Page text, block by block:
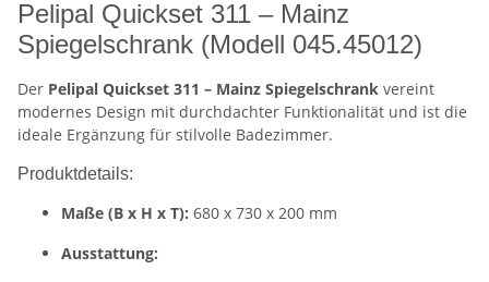
Pelipal Quickset 311 – Mainz
Spiegelschrank (Modell 045.45012)
Der Pelipal Quickset 311 – Mainz Spiegelschrank vereint
modernes Design mit durchdachter Funktionalität und ist die
ideale Ergänzung für stilvolle Badezimmer.
Produktdetails:
Maße (B x H x T): 680 x 730 x 200 mm
Ausstattung: